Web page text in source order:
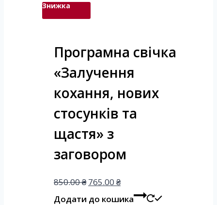
Знижка
Програмна свічка
«Залучення
кохання, нових
стосунків та
щастя» з
заговором
850.00₴ 765.00 ₴
Додати до кошика